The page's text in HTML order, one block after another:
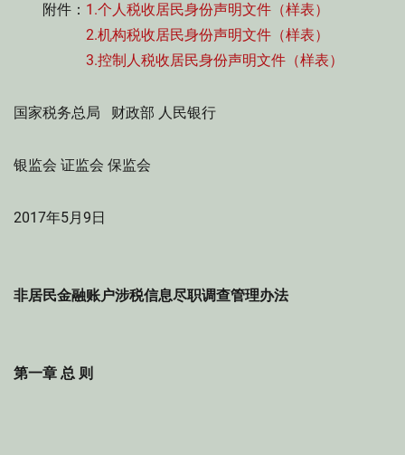
附件： 1.个人税收居民身份声明文件（样表）
2.机构税收居民身份声明文件（样表）
3.控制人税收居民身份声明文件（样表）
国家税务总局 财政部 人民银行
银监会 证监会 保监会
2017年5月9日
非居民金融账户涉税信息尽职调查管理办法
第一章 总 则